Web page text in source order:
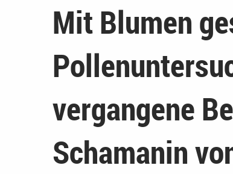
Mit Blumen
vergangene
Schamanin